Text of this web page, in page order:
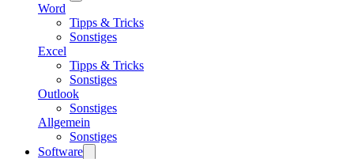
Word
Tipps & Tricks
Sonstiges
Excel
Tipps & Tricks
Sonstiges
Outlook
Sonstiges
Allgemein
Sonstiges
Software